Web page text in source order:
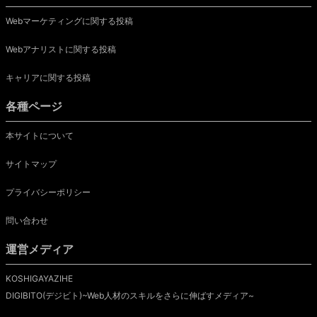
Webマーケティングに関する投稿
Webアナリストに関する投稿
キャリアに関する投稿
各種ページ
本サイトについて
サイトマップ
プライバシーポリシー
問い合わせ
運営メディア
KOSHIGAYAZIHE
DIGIBITO(デジビト)~Web人材のスキルをさらに伸ばすメディア~